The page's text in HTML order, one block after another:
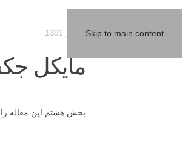
Skip to main content
مایکل
بخش هشتم این مقاله را